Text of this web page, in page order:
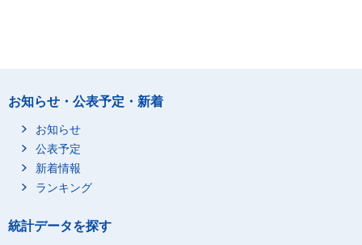
お知らせ・公表予定・新着
お知らせ
公表予定
新着情報
ランキング
統計データを探す